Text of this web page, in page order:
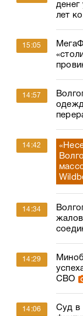
денег
лет
15:05
14:57
14:42
14:34
14:29
СВО
14:06
Суд в